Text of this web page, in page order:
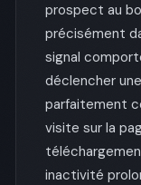
prospect au
précisément
signal
déclencher
parfaitement
visite sur la
inactivité